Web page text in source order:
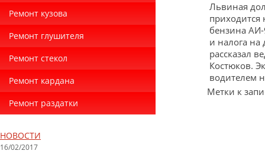
Ремонт кузова
Ремонт глушителя
Ремонт стекол
Ремонт кардана
Ремонт раздатки
НОВОСТИ
16/02/2017
Львиная
приходится
бензина АИ-
и налога на
рассказал
Костюков.
водителем
Метки к